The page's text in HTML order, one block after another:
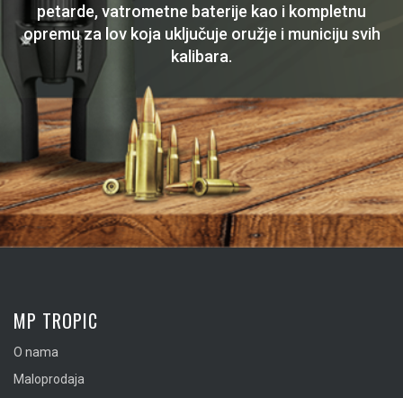
petarde, vatrometne baterije kao i kompletnu
opremu za lov koja uključuje oružje i municiju svih
kalibara.
MP TROPIC
O nama
Maloprodaja